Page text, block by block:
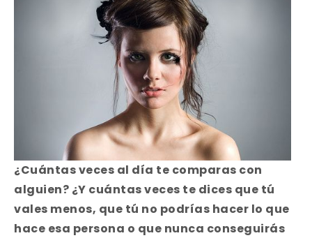
¿Cuántas veces al día te comparas con
alguien? ¿Y cuántas veces te dices que tú
vales menos, que tú no podrías hacer lo que
hace esa persona o que nunca conseguirás